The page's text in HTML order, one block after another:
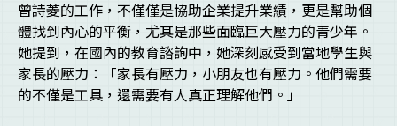
曾詩菱的工作，不僅僅是協助企業提升業績，更是幫助個
體找到內心的平衡，尤其是那些面臨巨大壓力的青少年。
她提到，在國內的教育諮詢中，她深刻感受到當地學生與
家長的壓力：「家長有壓力，小朋友也有壓力。他們需要
的不僅是工具，還需要有人真正理解他們。」